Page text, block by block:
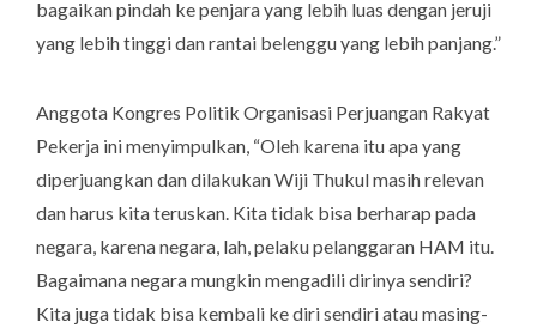
bagaikan pindah ke penjara yang lebih luas dengan jeruji
yang lebih tinggi dan rantai belenggu yang lebih panjang.”
Anggota Kongres Politik Organisasi Perjuangan Rakyat
Pekerja ini menyimpulkan, “Oleh karena itu apa yang
diperjuangkan dan dilakukan Wiji Thukul masih relevan
dan harus kita teruskan. Kita tidak bisa berharap pada
negara, karena negara, lah, pelaku pelanggaran HAM itu.
Bagaimana negara mungkin mengadili dirinya sendiri?
Kita juga tidak bisa kembali ke diri sendiri atau masing-